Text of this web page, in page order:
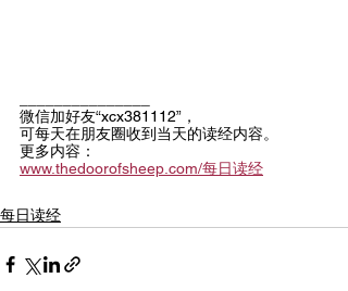
微信加好友“xcx381112”，
可每天在朋友圈收到当天的读经内容。
更多内容：
www.thedoorofsheep.com/每日读经
每日读经